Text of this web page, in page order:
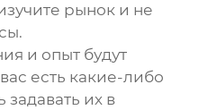
рынок и не
и опыт будут
есть какие-либо
задавать их в